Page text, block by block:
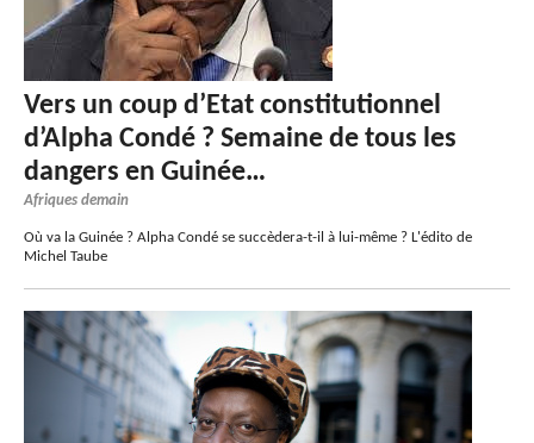
Vers un coup d’Etat constitutionnel
d’Alpha Condé ? Semaine de tous les
dangers en Guinée…
Afriques demain
Où va la Guinée ? Alpha Condé se succèdera-t-il à lui-même ? L'édito de
Michel Taube